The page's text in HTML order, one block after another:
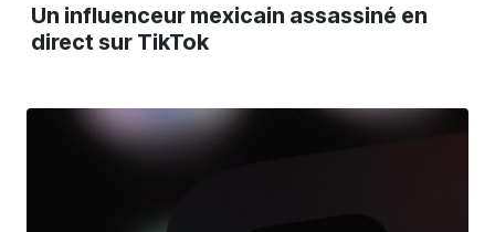
Un influenceur mexicain assassiné en
direct sur TikTok